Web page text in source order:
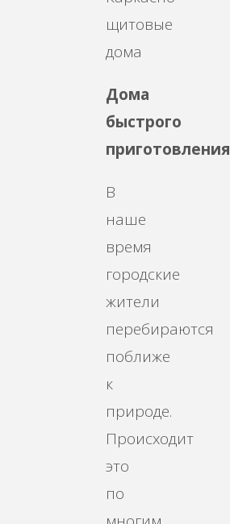
Дома
быстрого
приготовления
В
наше
время
городские
жители
перебираются
поближе
к
природе.
Происходит
это
по